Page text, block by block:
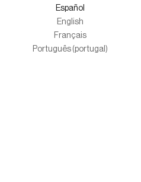
Español
English
Français
Português (portugal)